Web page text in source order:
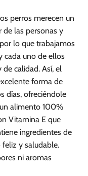
perros merecen un
de las personas y
lo que trabajamos
cada uno de ellos
calidad. Así, el
forma de
días, ofreciéndole
alimento 100%
Vitamina E que
ingredientes de
y saludable.
ni aromas